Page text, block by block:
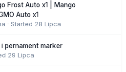
Frost Auto x1 | Mango
Auto x1
· Started 28 Lipca
pernament marker
29 Lipca